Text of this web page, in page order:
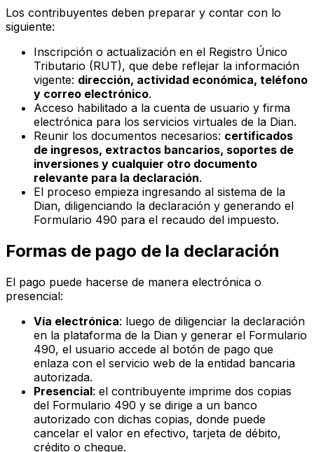
Los contribuyentes deben preparar y contar con lo
siguiente:
Inscripción o actualización en el Registro Único
Tributario (RUT), que debe reflejar la información
vigente: dirección, actividad económica, teléfono
y correo electrónico.
Acceso habilitado a la cuenta de usuario y firma
electrónica para los servicios virtuales de la Dian.
Reunir los documentos necesarios: certificados
de ingresos, extractos bancarios, soportes de
inversiones y cualquier otro documento
relevante para la declaración.
El proceso empieza ingresando al sistema de la
Dian, diligenciando la declaración y generando el
Formulario 490 para el recaudo del impuesto.
Formas de pago de la declaración
El pago puede hacerse de manera electrónica o
presencial:
Vía electrónica: luego de diligenciar la declaración
en la plataforma de la Dian y generar el Formulario
490, el usuario accede al botón de pago que
enlaza con el servicio web de la entidad bancaria
autorizada.
Presencial: el contribuyente imprime dos copias
del Formulario 490 y se dirige a un banco
autorizado con dichas copias, donde puede
cancelar el valor en efectivo, tarjeta de débito,
crédito o cheque.